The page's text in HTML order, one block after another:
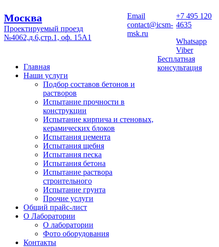
Москва
Проектируемый проезд
№4062,д.6,стр.1, оф. 15А1
Email
contact@icsm-
msk.ru
+7 495 120
4635
Whatsapp
Viber
Главная
Наши услуги
Подбор составов бетонов и
растворов
Испытание прочности в
конструкции
Испытание кирпича и стеновых,
керамических блоков
Испытания цемента
Испытания щебня
Испытания песка
Испытания бетона
Испытание раствора
строительного
Испытание грунта
Прочие услуги
Общий прайс-лист
О Лаборатории
О лаборатории
Фото оборудования
Контакты
Бесплатная
консультация